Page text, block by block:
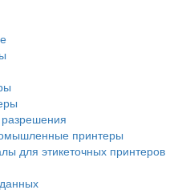
принтеры
для этикеточных принтеров